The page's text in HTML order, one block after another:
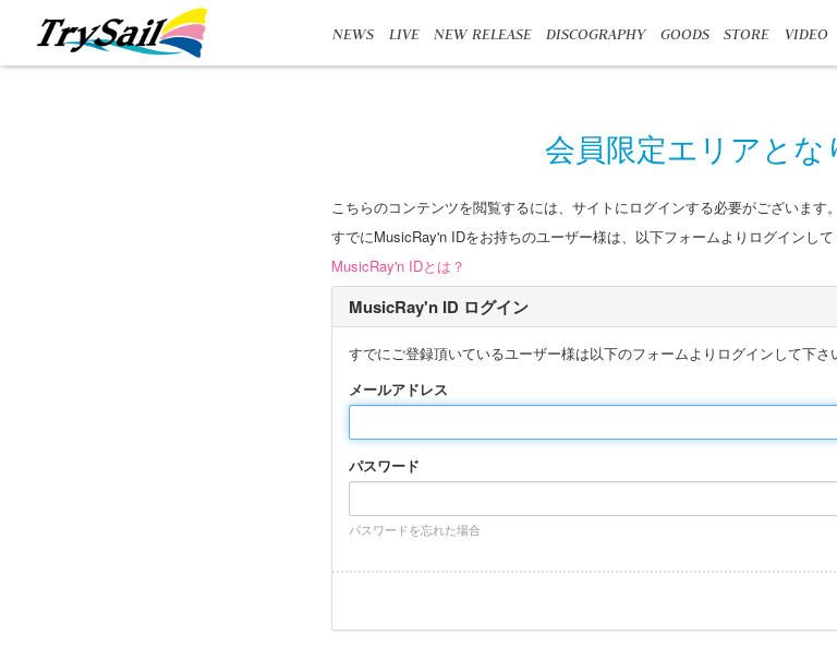
NEWS LIVE NEW RELEASE DISCOGRAPHY GOODS STORE VIDEO
会員限定エリアとな
こちらのコンテンツを閲覧するには、サイトにログインする必要がございます。
すでにMusicRay'n IDをお持ちのユーザー様は、以下フォームよりログインして
MusicRay'n IDとは？
MusicRay'n ID ログイン
すでにご登録頂いているユーザー様は以下のフォームよりログインして下さ
メールアドレス
パスワード
パスワードを忘れた場合